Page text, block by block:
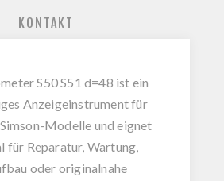
KONTAKT
S50 S51 d=48 ist ein
Anzeigeinstrument für
Modelle und eignet
für Reparatur, Wartung,
oder originalnahe